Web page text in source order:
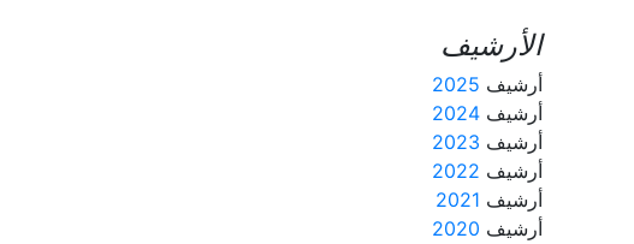
الأرشيف
أرشيف 2025
أرشيف 2024
أرشيف 2023
أرشيف 2022
أرشيف 2021
أرشيف 2020